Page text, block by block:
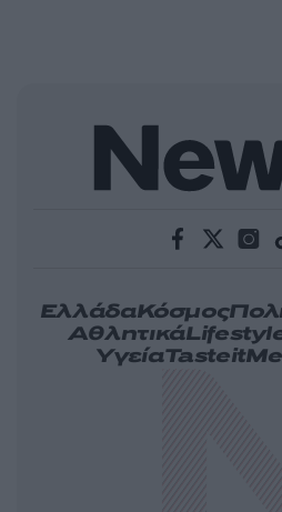
ΕλλάδαΚόσμος
Αθλητικά
ΥγείαTasteit